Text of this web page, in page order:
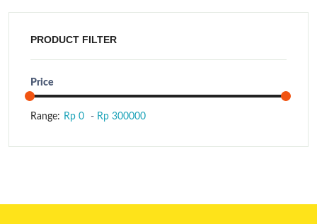
PRODUCT FILTER
Price
Range: Rp 0 - Rp 300000